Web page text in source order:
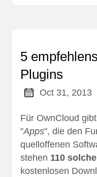
5
Plugins
Oct 31, 2013
Für OwnCloud
"Apps", die den
quelloffenen
stehen 110
kostenlosen